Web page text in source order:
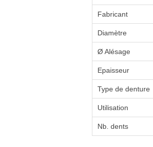
Fabricant
Diamètre
Ø Alésage
Epaisseur
Type de denture
Utilisation
Nb. dents